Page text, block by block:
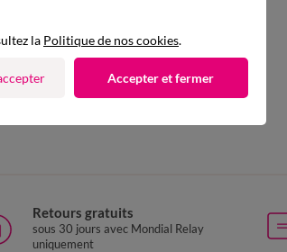
rangement
Retours gratuits
sous 30 jours avec Mondial Relay
uniquement
la Politique de nos cookies.
Accepter et fermer